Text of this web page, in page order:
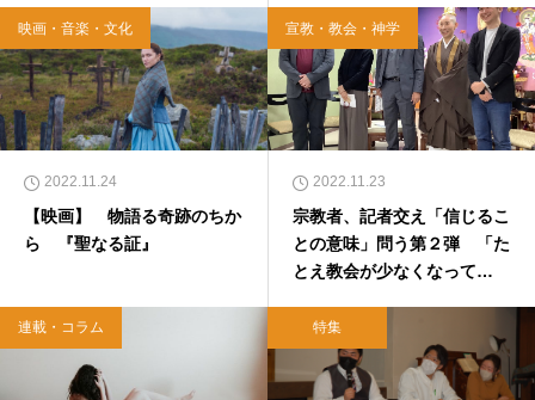
映画・音楽・文化
2022.11.24
【映画】 物語る奇跡のちか
ら 『聖なる証』
宣教・教会・神学
2022.11.23
宗教者、記者交え「信じるこ
との意味」問う第２弾 「た
とえ教会が少なくなって
連載・コラム 特集